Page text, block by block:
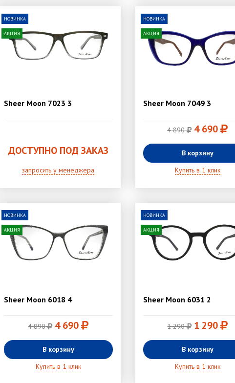
НОВИНКА
АКЦИЯ
Sheer Moon 7023 3
ДОСТУПНО ПОД ЗАКАЗ
запросить у менеджера
НОВИНКА
АКЦИЯ
Sheer Moon 7049 3
4 890 4 690
В корзину
Купить в 1 клик
НОВИНКА
АКЦИЯ
Sheer Moon 6018 4
4 890 4 690
В корзину
Купить в 1 клик
НОВИНКА
АКЦИЯ
Sheer Moon 6031 2
1 290 1 290
В корзину
Купить в 1 клик